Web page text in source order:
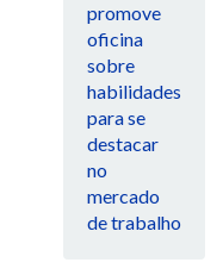
promove
oficina
sobre
habilidades
para se
destacar
no
mercado
de trabalho